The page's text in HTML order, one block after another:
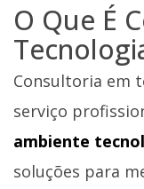
O Que É
Consultoria em
serviço
ambiente
soluções para